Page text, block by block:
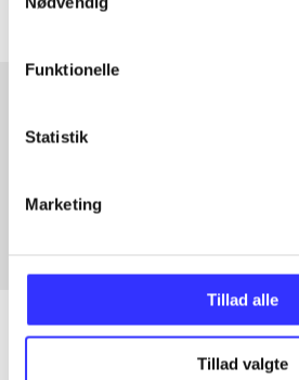
Funktionelle
Statistik
Marketing
Tillad alle
Tillad valgte
Artikler med samme emner